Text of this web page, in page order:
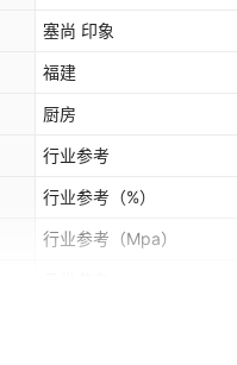
塞尚 印象
福建
厨房
行业参考
行业参考 （%）
行业参考 （Mpa）